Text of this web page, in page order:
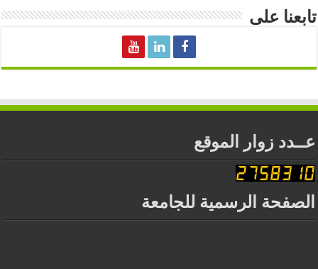
تابعنا على
عــدد زوار الموقع
الصفحة الرسمية للجامعة